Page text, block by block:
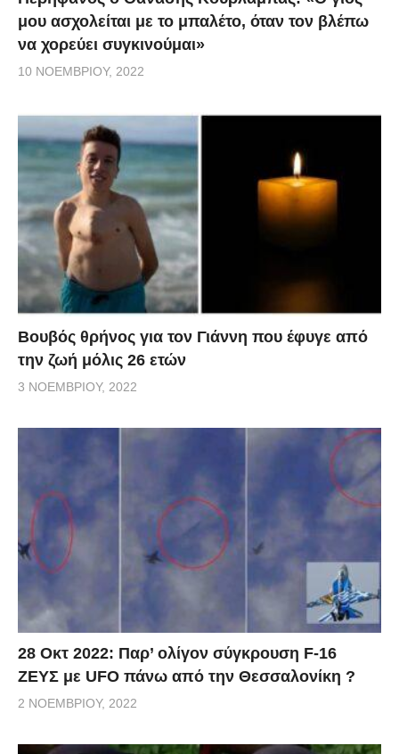
μου ασχολείται με το μπαλέτο, όταν τον βλέπω
να χορεύει συγκινούμαι»
10 ΝΟΕΜΒΡΊΟΥ, 2022
Βουβός θρήνος για τον Γιάννη που έφυγε από
την ζωή μόλις 26 ετών
3 ΝΟΕΜΒΡΊΟΥ, 2022
28 Οκτ 2022: Παρ’ ολίγον σύγκρουση F-16
ΖΕΥΣ με UFO πάνω από την Θεσσαλονίκη ?
2 ΝΟΕΜΒΡΊΟΥ, 2022